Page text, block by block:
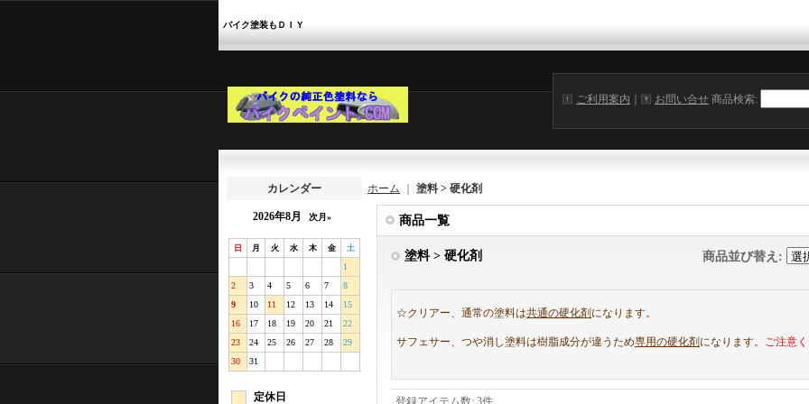
バイク塗装もＤＩＹ
ご利用案内 お問い合せ 商品検索:
カレンダー
2026年8月 次月»
日 月 火 水 木 金 土
1
2
3 4 5 6 7
8
9
10 11 12 13 14
15
16
17 18 19 20 21
22
23
24 25 26 27 28
29
30
31
定休日
ホーム 塗料 > 硬化剤
商品一覧
塗料 > 硬化剤 商品並び替え :
☆クリアー、通常の塗料は共通の硬化剤 になります。
サフェサー、つや消し塗料は樹脂成分が違うため専用の硬化剤 になります。 ご注意
登録アイテム数: 3件